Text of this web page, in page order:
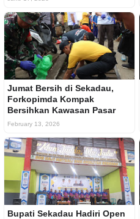
Jumat Bersih di Sekadau,
Forkopimda Kompak
Bersihkan Kawasan Pasar
February 13, 2026
Bupati Sekadau Hadiri Open